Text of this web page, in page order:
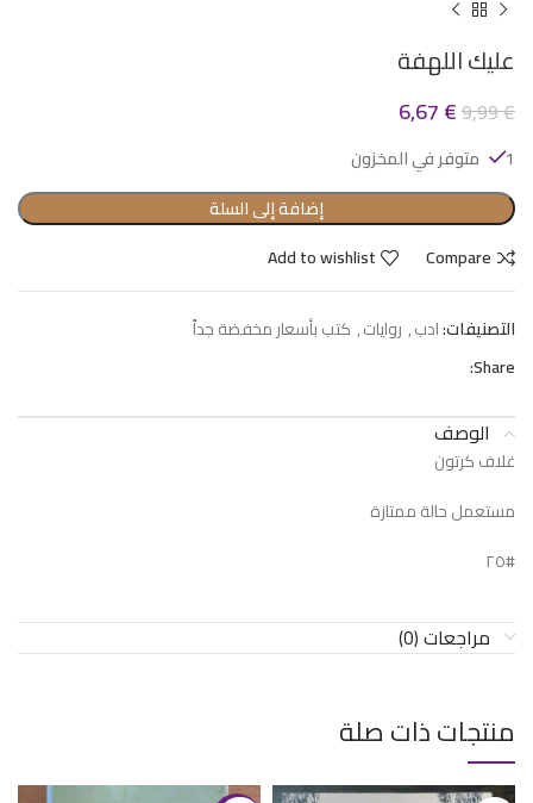
عليك اللهفة
9,99€
6,67€
1 متوفر في المخزون
إضافة إلى السلة
Compare
Add to wishlist
التصنيفات:ادب, روايات, كتب بأسعار مخفضة جداً
Share:
الوصف
غلاف كرتون
مستعمل حالة ممتازة
#٢٥
مراجعات (0)
منتجات ذات صلة